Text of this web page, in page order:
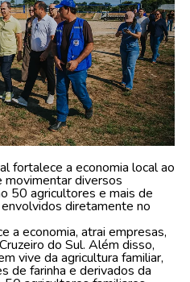
fortalece a economia local ao
diversos
50 agricultores e mais de
diretamente no
a economia, atrai empresas,
do Sul. Além disso,
vive da agricultura familiar,
de farinha e derivados da